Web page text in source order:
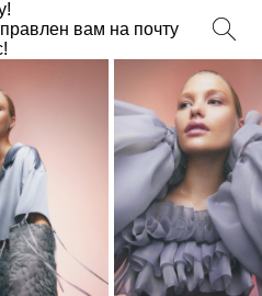
вам на почту